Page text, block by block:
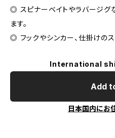
◎ スピナーベイトやラバージグ
ます。
◎ フックやシンカー、仕掛けのス
International
Add
日本国内にお